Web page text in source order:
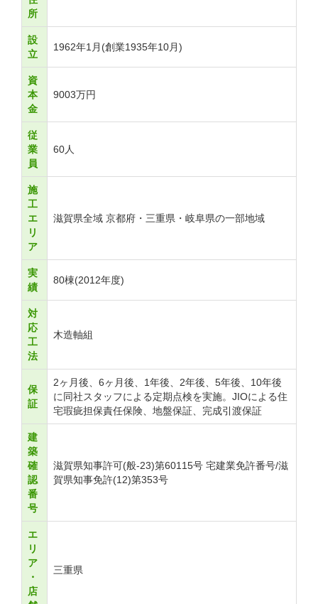
所
設
立
1962年1月(創業1935年10月)
資
本
金
9003万円
従
業
員
60人
施
工
エ
リ
ア
滋賀県全域 京都府・三重県・岐阜県の一部地域
実
績
80棟(2012年度)
対
応
工
法
木造軸組
保
証
2ヶ月後、6ヶ月後、1年後、2年後、5年後、10年後
に同社スタッフによる定期点検を実施。JIOによる住
宅瑕疵担保責任保険、地盤保証、完成引渡保証
建
築
確
認
番
号
滋賀県知事許可(般-23)第60115号 宅建業免許番号/滋
賀県知事免許(12)第353号
エ
リ
ア
・
店
三重県